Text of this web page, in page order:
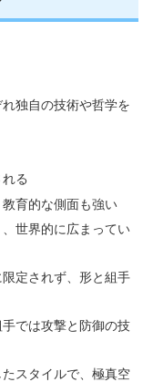
独自の技術や哲学を
る
育的な側面も強い
世界的に広まってい
定されず、形と組手
では攻撃と防御の技
スタイルで、極真空